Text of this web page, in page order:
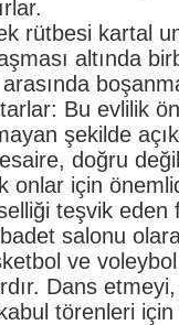
rütbesi kartal
altında
Bu evlilik
şekilde
doğru
onlar için
teşvik eden
salonu
ve
Dans
törenleri